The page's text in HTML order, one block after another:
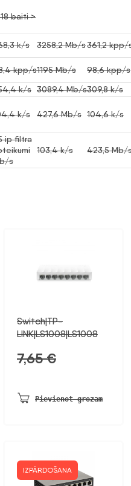
baiti >
k/s 3258,2 Mb/s361,2 kpp/
kpp/s1195 Mb/s 98,6 kpp/s
k/s 3089,4 Mb/s309,8 k/s
k/s 427,6 Mb/s 104,6 k/s
ip filtra
s
103,4 k/s 423,5 Mb/
Switch|TP-
LINK|LS1008|LS1008
7,65€
Pievienot grozam
IZPĀRDOŠANA